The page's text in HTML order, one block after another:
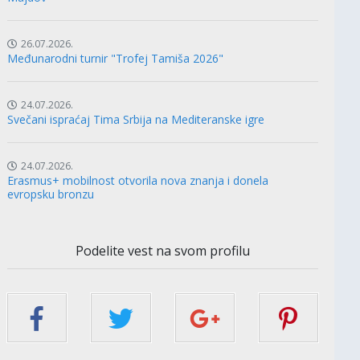
26.07.2026.
Međunarodni turnir "Trofej Tamiša 2026"
24.07.2026.
Svečani ispraćaj Tima Srbija na Mediteranske igre
24.07.2026.
Erasmus+ mobilnost otvorila nova znanja i donela
evropsku bronzu
Podelite vest na svom profilu